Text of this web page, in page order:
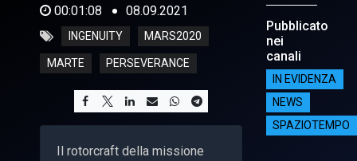
00:01:08 08.09.2021
INGENUITY MARS2020
MARTE PERSEVERANCE
Il rotorcraft della missione
Pubblicato
nei
canali
IN EVIDENZA
NEWS
SPAZIOTEMPO